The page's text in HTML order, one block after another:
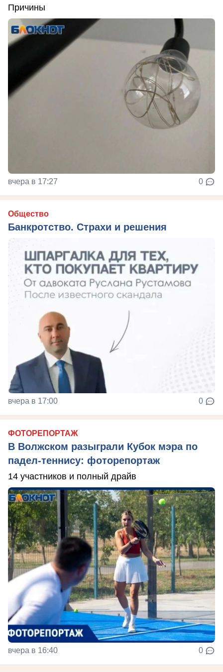
Причины
вчера в 17:27 0
Общество
Банкротство. Страхи и решения
вчера в 17:00 0
ФОТОРЕПОРТАЖ
В Волжском разыграли Кубок мэра по
падел-теннису: фоторепортаж
14 участников и полный драйв
вчера в 16:40 0